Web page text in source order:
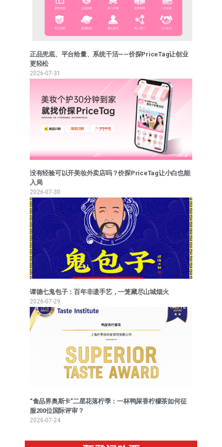
正品兜底、平台给量、系统干活——价探PriceTag让创业
更轻松
2026-07-31
没有经验可以开美妆外卖店吗？价探PriceTag让小白也能
入局
2026-07-30
谭德七鬼包子：百年非遗手艺，一笼藏尽山城烟火
2026-07-29
“食品界奥斯卡”二星花落柠季：一杯鸭屎香柠檬茶如何征
服200位国际评审？
2026-07-24